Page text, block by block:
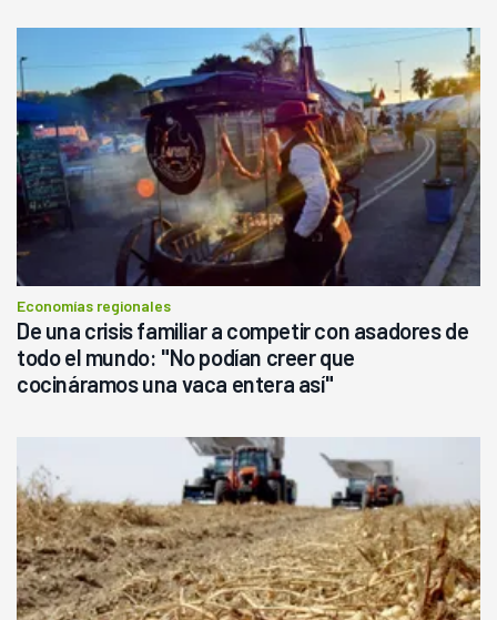
Economías regionales
De una crisis familiar a competir con asadores de
todo el mundo: "No podían creer que
cocináramos una vaca entera así"